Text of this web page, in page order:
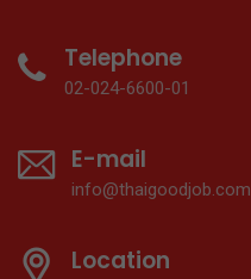
Telephone
02-024-6600-01
E-mail
info@thaigoodjob.com
Location